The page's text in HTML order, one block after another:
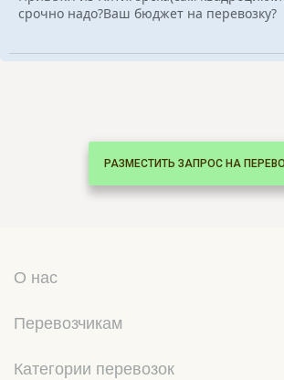
срочно надо?Ваш бюджет на перевозку?
РАЗМЕСТИТЬ ЗАПРОС НА
О нас
Перевозчикам
Категории перевозок